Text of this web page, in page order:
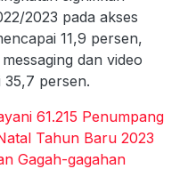
2023 pada akses
11,9 persen,
dan video
persen.
61.215 Penumpang
Tahun Baru 2023
Gagah-gagahan